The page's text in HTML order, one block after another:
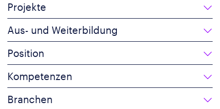
Projekte
Aus- und Weiterbildung
Position
Kompetenzen
Branchen